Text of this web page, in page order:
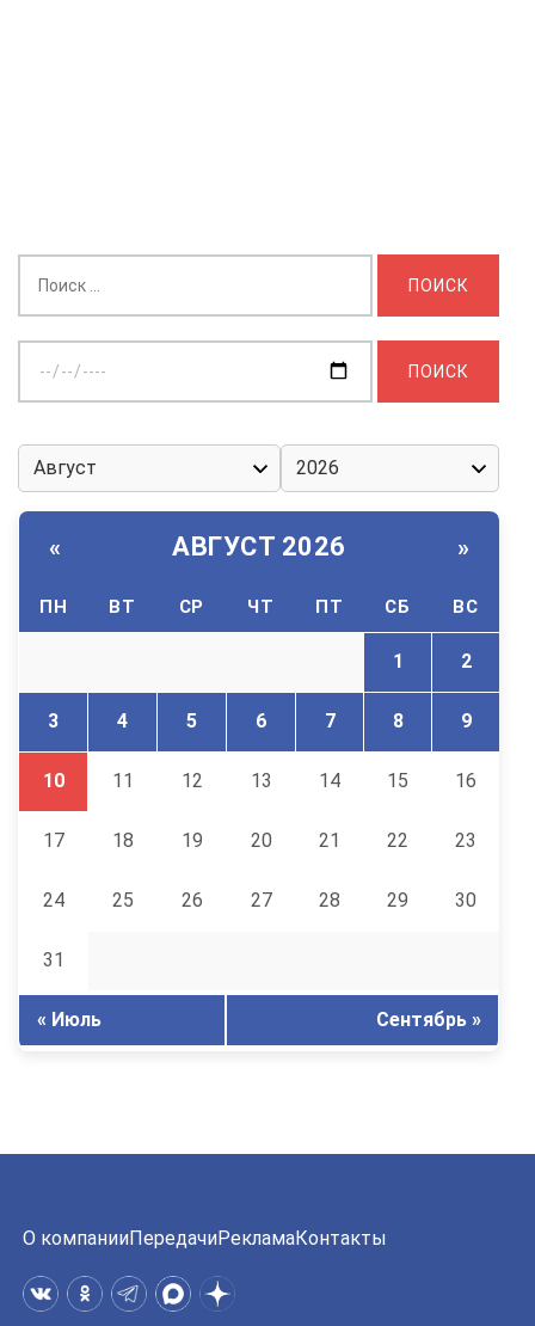
дату:
« АВГУСТ 2026 »
ПН ВТ СР ЧТ ПТ СБ ВС
1 2
3 4 5 6 7 8 9
10 11 12 13 14 15 16
17 18 19 20 21 22 23
24 25 26 27 28 29 30
31
« Июль Сентябрь »
О компанииПередачиРекламаКонтакты